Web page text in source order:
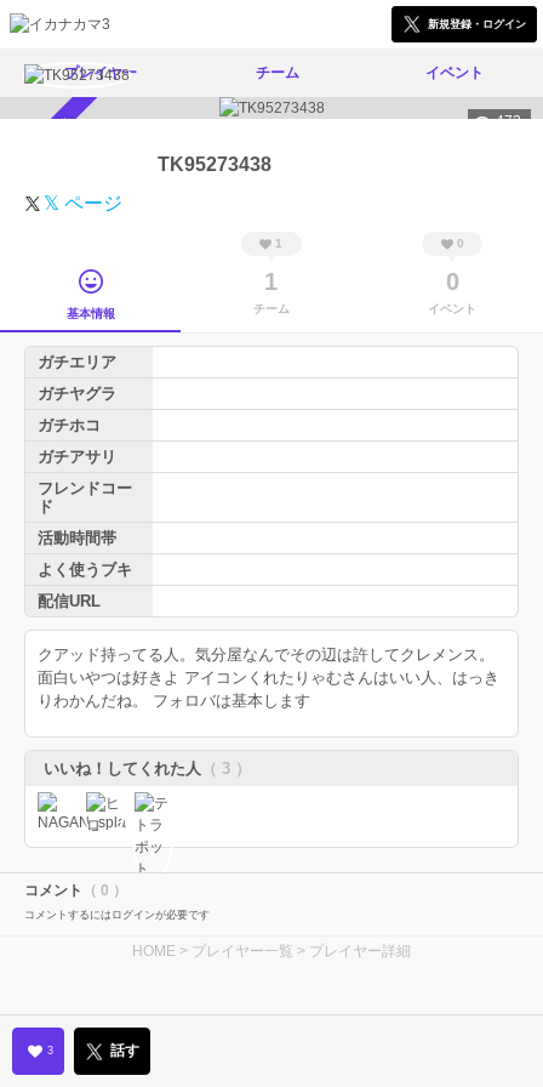
新規登録・ログイン
プレイヤー チーム イベント
472
TK95273438
𝕏 ページ
基本情報
1
1
チーム
0
0
イベント
ガチエリア
ガチヤグラ
ガチホコ
ガチアサリ
フレンドコー
ド
活動時間帯
よく使うブキ
配信URL
クアッド持ってる人。気分屋なんでその辺は許してクレメンス。
面白いやつは好きよ アイコンくれたりゃむさんはいい人、はっき
りわかんだね。 フォロバは基本します
いいね！してくれた人 （ 3 ）
コメント （ 0 ）
コメントするにはログインが必要です
HOME > プレイヤー一覧 > プレイヤー詳細
3 話す